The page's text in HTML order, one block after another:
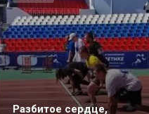
Разбитое сердце,